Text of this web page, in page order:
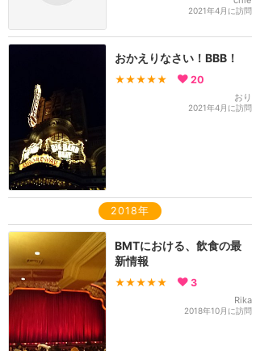
2021年4月に訪問
おかえりなさい！BBB！
★★★★★ 20
おり
2021年4月に訪問
2018年
BMTにおける、飲食の最
新情報
★★★★★ 3
Rika
2018年10月に訪問